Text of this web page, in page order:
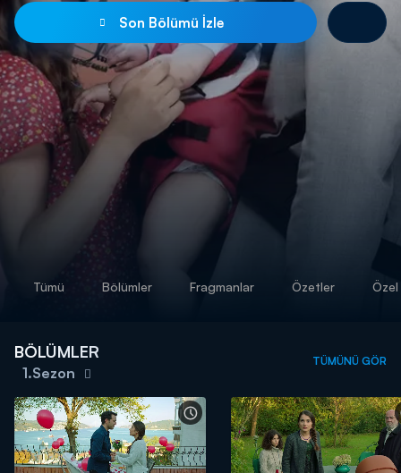
Son Bölümü İzle
Tümü Bölümler Fragmanlar Özetler
BÖLÜMLER
1.Sezon
TÜMÜNÜ GÖR